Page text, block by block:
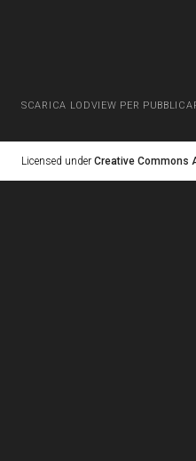
SCARICA LODVIEW PER
Licensed under Creative Commons